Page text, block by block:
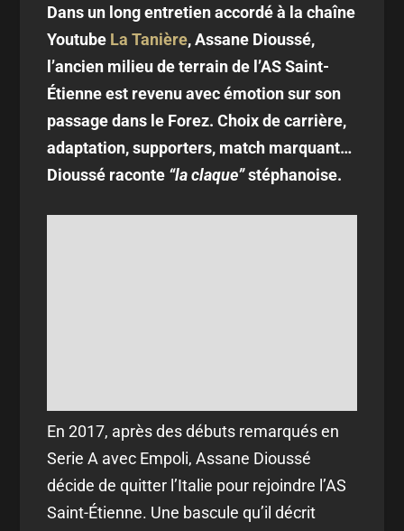
Dans un long entretien accordé à la chaîne
Youtube La Tanière, Assane Dioussé,
l’ancien milieu de terrain de l’AS Saint-
Étienne est revenu avec émotion sur son
passage dans le Forez. Choix de carrière,
adaptation, supporters, match marquant…
Dioussé raconte “la claque”stéphanoise.
En 2017, après des débuts remarqués en
Serie A avec Empoli, Assane Dioussé
décide de quitter l’Italie pour rejoindre l’AS
Saint-Étienne. Une bascule qu’il décrit